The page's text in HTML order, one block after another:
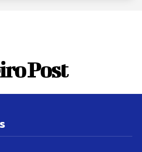
Post